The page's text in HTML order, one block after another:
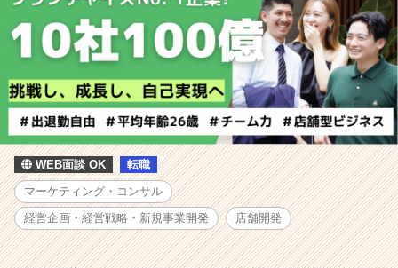
職】
経
営
者
視
点
に
て
る
ビ
ジ
WEB面談 OK 転職
マーケティング・コンサル
経営企画・経営戦略・新規事業開発 店舗開発